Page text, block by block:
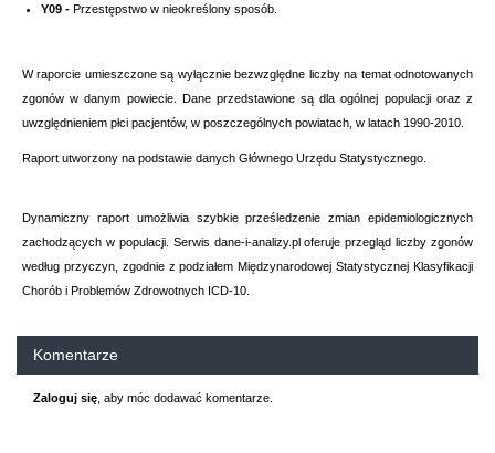
Y09 - Przestępstwo w nieokreślony sposób.
W raporcie umieszczone są wyłącznie bezwzględne liczby na temat odnotowanych
zgonów w danym powiecie. Dane przedstawione są dla ogólnej populacji oraz z
uwzględnieniem płci pacjentów, w poszczególnych powiatach, w latach 1990-2010.
Raport utworzony na podstawie danych Głównego Urzędu Statystycznego.
Dynamiczny raport umożliwia szybkie prześledzenie zmian epidemiologicznych
zachodzących w populacji. Serwis dane-i-analizy.pl oferuje przegląd liczby zgonów
według przyczyn, zgodnie z podziałem Międzynarodowej Statystycznej Klasyfikacji
Chorób i Problemów Zdrowotnych ICD-10.
Komentarze
Zaloguj się , aby móc dodawać komentarze.